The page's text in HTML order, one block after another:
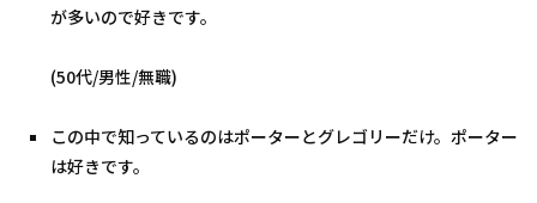
が多いので好きです。
(50代/男性/無職)
この中で知っているのはポーターとグレゴリーだけ。ポーター
は好きです。